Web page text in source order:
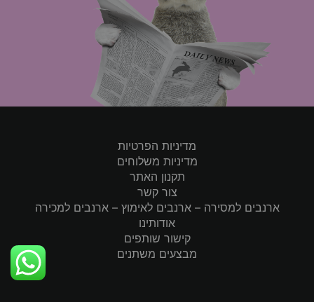
מדיניות הפרטיות
מדיניות משלוחים
תקנון האתר
צור קשר
ארנבים למסירה – ארנבים לאימוץ – ארנבים למכירה
אודותינו
קישור שותפים
מבצעים משתנים